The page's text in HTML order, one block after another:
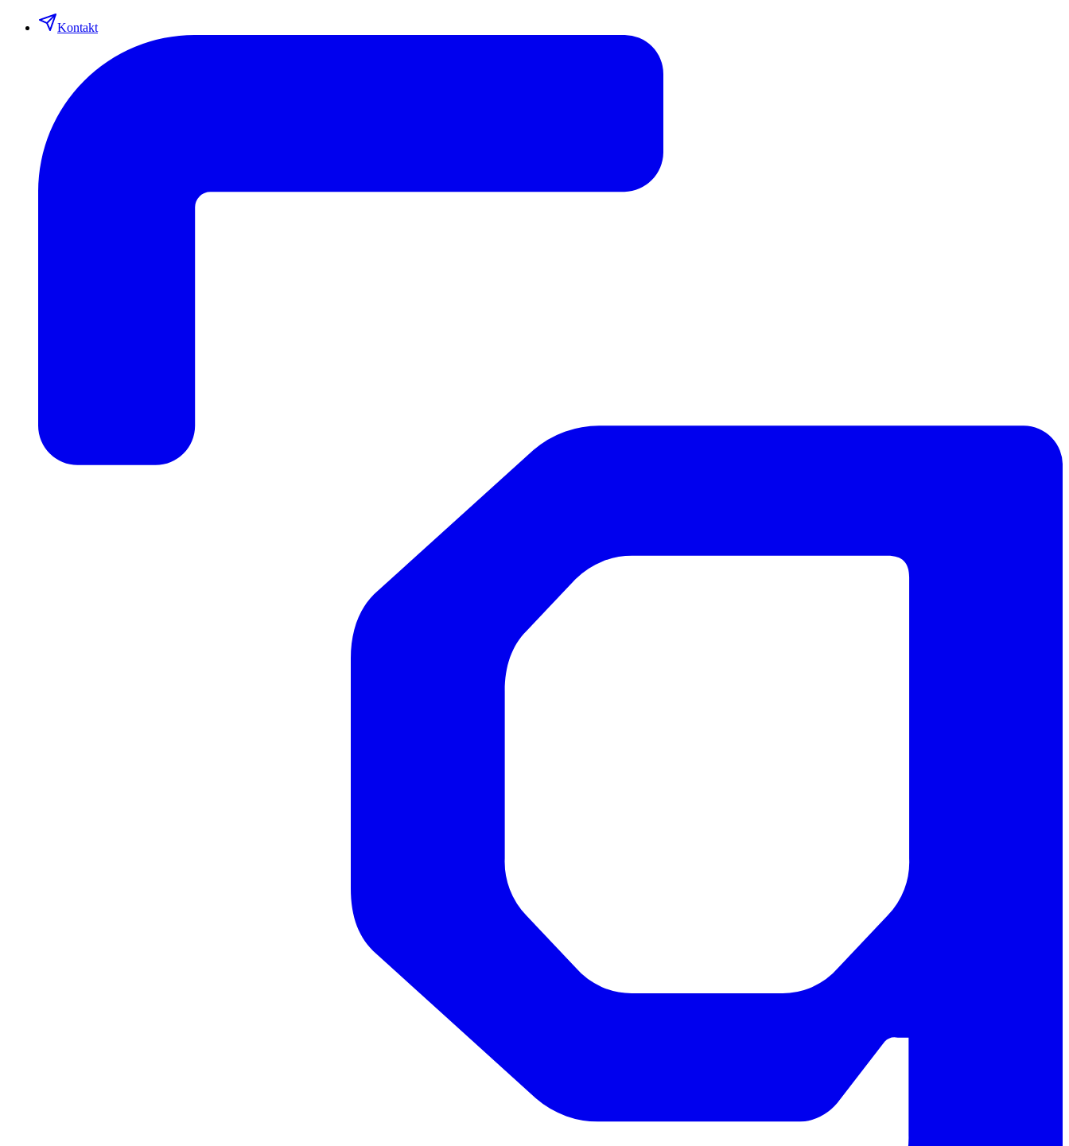
Kontakt